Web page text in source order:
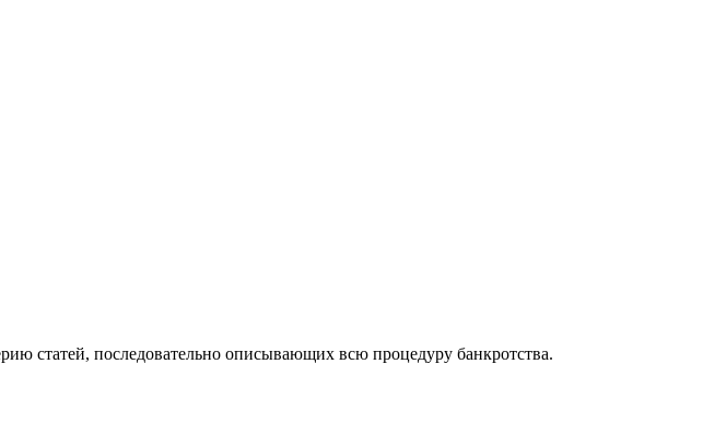
статей, последовательно описывающих всю процедуру банкротства.